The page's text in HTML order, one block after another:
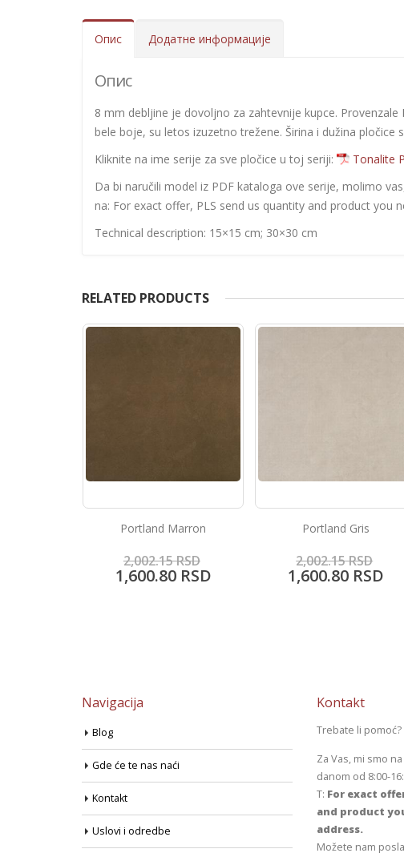
Опис Додатне информације
Опис
8 mm debljine je dovoljno za zahtevnije kupce.
bele boje, su letos izuzetno trežene. Širina i dužina pločice
Kliknite na ime serije za sve pločice u toj seriji:
Tonalite
Da bi naručili model iz PDF kataloga ove serije, molimo
na: For exact offer, PLS send us quantity and product you
Technical description: 15×15 cm; 30×30 cm
RELATED PRODUCTS
Portland Marron
2,002.15RSD
1,600.80RSD
Portland Gris
2,002.15RSD
1,600.80RSD
Navigacija
Blog
Gde će te nas naći
Kontakt
Uslovi i odredbe
Kontakt
Trebate li pomoć?
Za Vas, mi smo
danom od 8:00-
T: For exact
and product
address.
Možete nam